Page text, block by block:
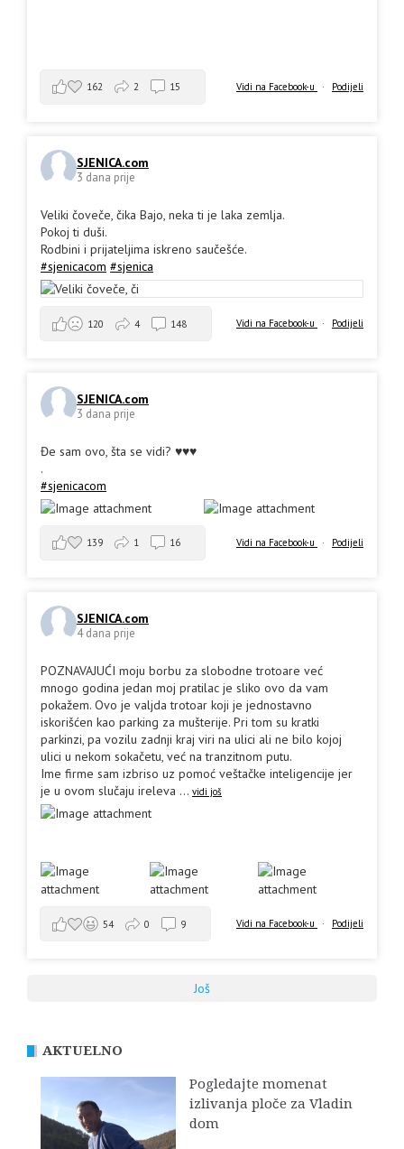
Vidi na Facebook-u · Podijeli
162 2 15
SJENICA.com
3 dana prije
Veliki čoveče, čika Bajo, neka ti je laka zemlja.
Pokoj ti duši.
Rodbini i prijateljima iskreno saučešće.
#sjenicacom #sjenica
Vidi na Facebook-u · Podijeli
120 4 148
SJENICA.com
3 dana prije
Đe sam ovo, šta se vidi? ♥️♥️♥️
.
#sjenicacom
Vidi na Facebook-u · Podijeli
139 1 16
SJENICA.com
4 dana prije
POZNAVAJUĆI moju borbu za slobodne trotoare već
mnogo godina jedan moj pratilac je sliko ovo da vam
pokažem. Ovo je valjda trotoar koji je jednostavno
iskorišćen kao parking za mušterije. Pri tom su kratki
parkinzi, pa vozilu zadnji kraj viri na ulici ali ne bilo kojoj
ulici u nekom sokačetu, već na tranzitnom putu.
Ime firme sam izbriso uz pomoć veštačke inteligencije jer
je u ovom slučaju ireleva ... vidi još
Vidi na Facebook-u · Podijeli
54 0 9
Još
AKTUELNO
Pogledajte momenat
izlivanja ploče za Vladin
dom